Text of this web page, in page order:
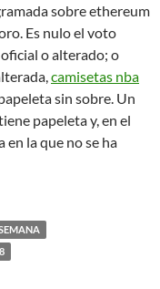
sobre ethereum
Es nulo el voto
o alterado; o
camisetas nba
sin sobre. Un
papeleta y, en el
en la que no se ha